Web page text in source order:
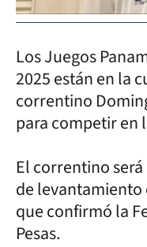
Los Juegos
2025 están en la
correntino
para competir en
El correntino
de levantamiento
que confirmó la
Pesas.